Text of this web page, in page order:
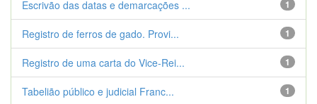
1
Escrivão das datas e demarcações ...
1
Registro de ferros de gado. Provi...
1
Registro de uma carta do Vice-Rei...
1
Tabelião público e judicial Franc...